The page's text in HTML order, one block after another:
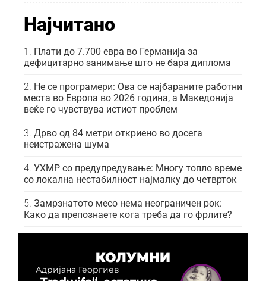
Најчитано
Плати до 7.700 евра во Германија за
дефицитарно занимање што не бара диплома
Не се програмери: Ова се најбараните работни
места во Европа во 2026 година, а Македонија
веќе го чувствува истиот проблем
Дрво од 84 метри откриено во досега
неистражена шума
УХМР со предупредување: Многу топло време
со локална нестабилност најмалку до четврток
Замрзнатото месо нема неограничен рок:
Како да препознаете кога треба да го фрлите?
КОЛУМНИ
Адријана Георгиев